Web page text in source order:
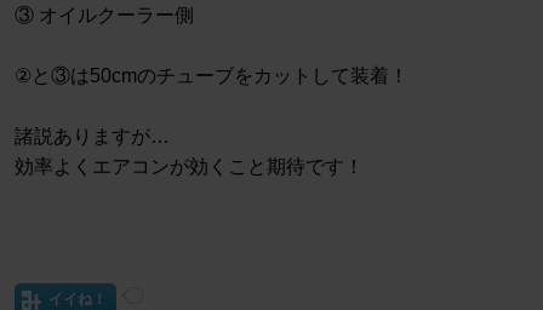
③ オイルクーラー側
②と③は50cmのチューブをカットして装着！
諸説ありますが…
効率よくエアコンが効くこと期待です！
イイね！